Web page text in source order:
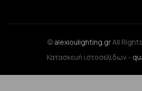
© alexioulighting.grAll
Κατασκευή ιστοσελίδων -